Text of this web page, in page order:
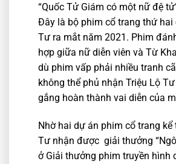
“Quốc Tử Giám có một nữ đệ
Đây là bộ phim cổ trang thứ hai
Tư ra mắt năm 2021. Phim
hợp giữa nữ diễn viên và Từ
dù phim vấp phải nhiều tranh
không thể phủ nhận Triệu Lộ
gắng hoàn thành vai diễn của
Nhờ hai dự án phim cổ trang kể
Tư nhận được giải thưởng
ở Giải thưởng phim truyền hình